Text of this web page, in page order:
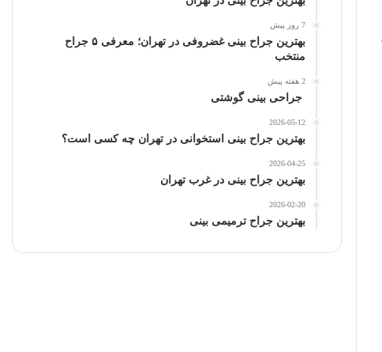
7 روز پیش
بهترین جراح بینی غضروفی در تهران؛ معرفی ۵ جراح
منتخب
2 هفته پیش
جراحی بینی گوشتی
2026-05-12
بهترین جراح بینی استخوانی در تهران چه کسی است؟
2026-04-25
بهترین جراح بینی در غرب تهران
2026-02-20
بهترین جراح ترمیمی بینی